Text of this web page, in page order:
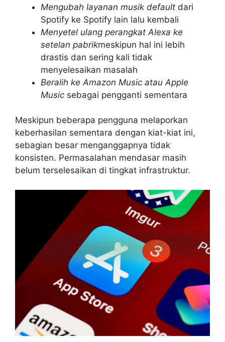
Mengubah layanan musik default dari
Spotify ke Spotify lain lalu kembali
Menyetel ulang perangkat Alexa ke
setelan pabrikmeskipun hal ini lebih
drastis dan sering kali tidak
menyelesaikan masalah
Beralih ke Amazon Music atau Apple
Music sebagai pengganti sementara
Meskipun beberapa pengguna melaporkan
keberhasilan sementara dengan kiat-kiat ini,
sebagian besar menganggapnya tidak
konsisten. Permasalahan mendasar masih
belum terselesaikan di tingkat infrastruktur.